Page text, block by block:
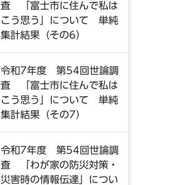
査 「富士市に住んで私は
こう思う」について 単純
集計結果（その6）
令和7年度 第54回世論調
査 「富士市に住んで私は
こう思う」について 単純
集計結果（その7）
令和7年度 第54回世論調
査 「わが家の防災対策・
災害時の情報伝達」につい